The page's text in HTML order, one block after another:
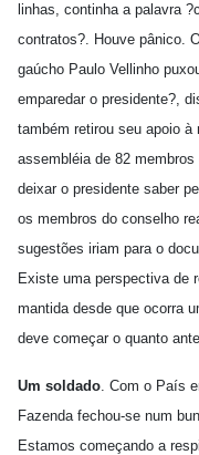
linhas, continha a palavra
contratos?. Houve pânico.
gaúcho Paulo Vellinho
emparedar o presidente?,
também retirou seu apoio à
assembléia de 82
deixar o presidente saber
os membros do conselho
sugestões iriam para o
Existe uma perspectiva de
mantida desde que ocorra
deve começar o quanto
Um soldado. Com o País
Fazenda fechou-se num
Estamos começando a